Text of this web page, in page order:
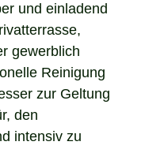
und einladend
gewerblich
Reinigung
zur Geltung
den
intensiv zu